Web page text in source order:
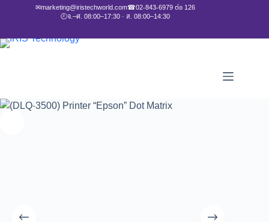
✉marketing@iristechworld.com☎02-843-6979 ต่อ 126
🕘จ.–ศ. 08:00–17:30 · ส. 08:00–14:30